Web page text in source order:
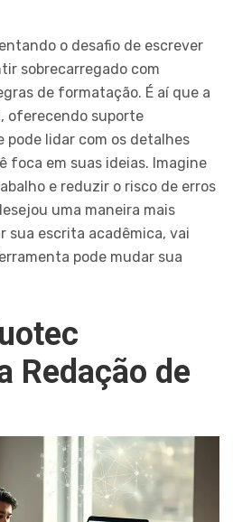
o desafio de escrever
sobrecarregado com
de formatação. É aí que a
oferecendo suporte
pode lidar com os detalhes
foca em suas ideias. Imagine
e reduzir o risco de erros
uma maneira mais
sua escrita acadêmica, vai
pode mudar sua
Redação de